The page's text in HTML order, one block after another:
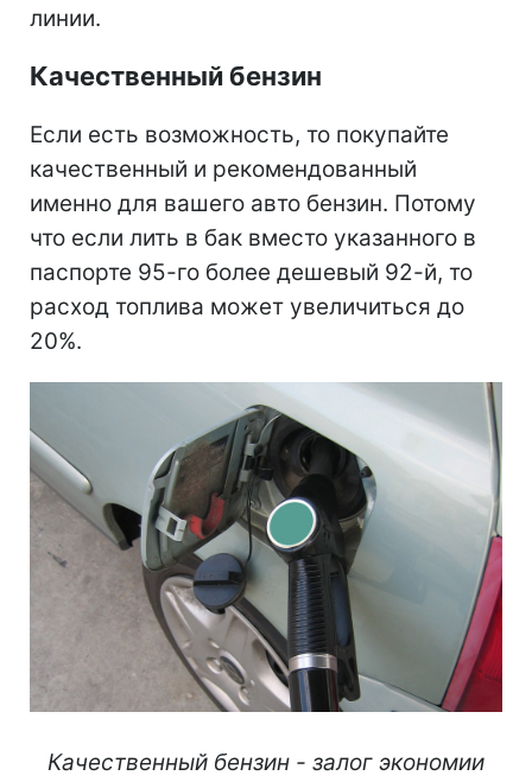
линии.
Качественный бензин
Если есть возможность, то покупайте
качественный и рекомендованный
именно для вашего авто бензин. Потому
что если лить в бак вместо указанного в
паспорте 95-го более дешевый 92-й, то
расход топлива может увеличиться до
20%.
Качественный бензин - залог экономии